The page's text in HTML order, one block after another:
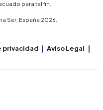
para tal fin.
Ser, España 2026.
privacidad Aviso Legal